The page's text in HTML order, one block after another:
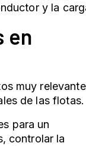
y la
en
muy
de las flotas.
para un
controlar la